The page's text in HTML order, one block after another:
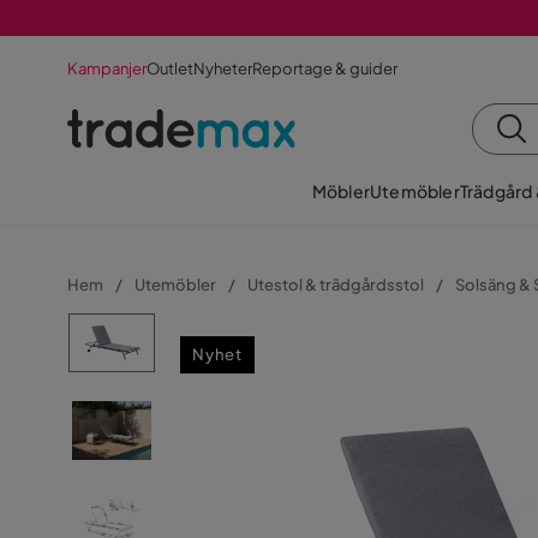
KampanjerOutletNyheterReportage & guider
MöblerUtemöblerTrädgård
Hem Utemöbler Utestol & trädgårdsstol Solsäng &
Nyhet